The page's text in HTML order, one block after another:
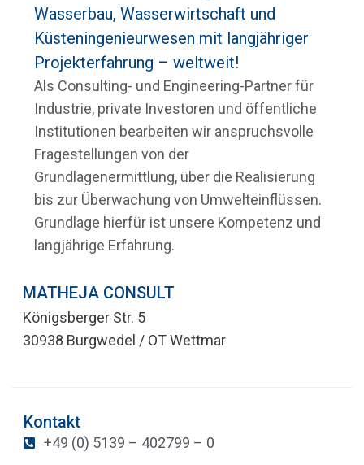
Wasserbau, Wasserwirtschaft und
Küsteningenieurwesen mit langjähriger
Projekterfahrung – weltweit!
Als Consulting- und Engineering-Partner für
Industrie, private Investoren und öffentliche
Institutionen bearbeiten wir anspruchsvolle
Fragestellungen von der
Grundlagenermittlung, über die Realisierung
bis zur Überwachung von Umwelteinflüssen.
Grundlage hierfür ist unsere Kompetenz und
langjährige Erfahrung.
MATHEJA CONSULT
Königsberger Str. 5
30938 Burgwedel / OT Wettmar
Kontakt
+49 (0) 5139 – 402799 – 0